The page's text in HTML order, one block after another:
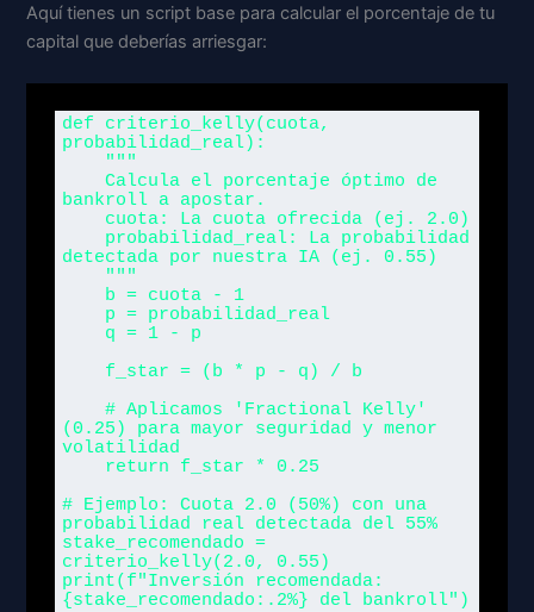
Aquí tienes un script base para calcular el porcentaje de tu
capital que deberías arriesgar:
def criterio_kelly(cuota,
probabilidad_real):
bankroll a apostar.
detectada por nuestra IA (ej. 0.55)
(0.25) para mayor seguridad y menor
volatilidad
# Ejemplo: Cuota 2.0 (50%) con una
probabilidad real detectada del 55%
stake_recomendado =
criterio_kelly(2.0, 0.55)
print(f"Inversión recomendada:
{stake_recomendado:.2%} del bankroll")